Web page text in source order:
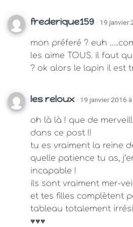
frederique159 · 19 janvier
mon préferé ? euh
les aime TOUS. il faut
? ok alors le lapin il est
les reloux · 19 janvier 2016
oh là là ! que de
dans ce post !!
tu es vraiment la reine
quelle patience tu as,
incapable !
ils sont vraiment mer-
et tes filles complètent
tableau totalement
♥♥♥